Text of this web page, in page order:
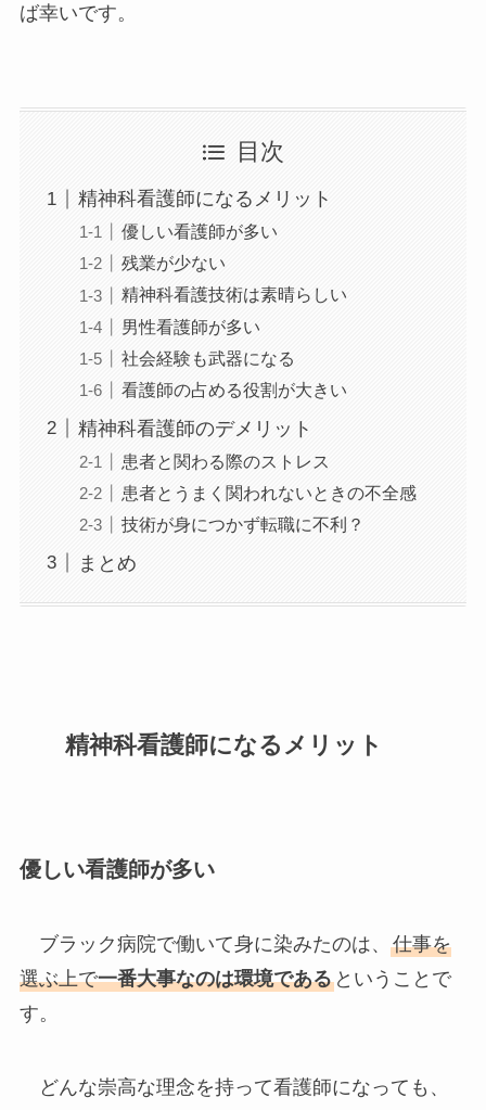
ば幸いです。
目次
精神科看護師になるメリット
優しい看護師が多い
残業が少ない
精神科看護技術は素晴らしい
男性看護師が多い
社会経験も武器になる
看護師の占める役割が大きい
精神科看護師のデメリット
患者と関わる際のストレス
患者とうまく関われないときの不全感
技術が身につかず転職に不利？
まとめ
精神科看護師になるメリット
優しい看護師が多い
ブラック病院で働いて身に染みたのは、 仕事を
選ぶ上で一番大事なのは環境であるということで
す。
どんな崇高な理念を持って看護師になっても、